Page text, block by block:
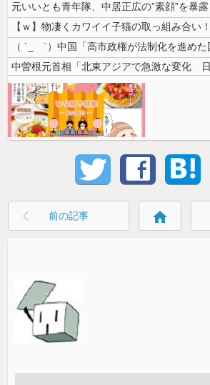
元いいとも青年隊、中居正広の”素顔”を暴露
【ｗ】物凄くカワイイ子猫の取っ組み合い！
中曽根元首相「北東アジアで急激な変化 日
前の記事 home